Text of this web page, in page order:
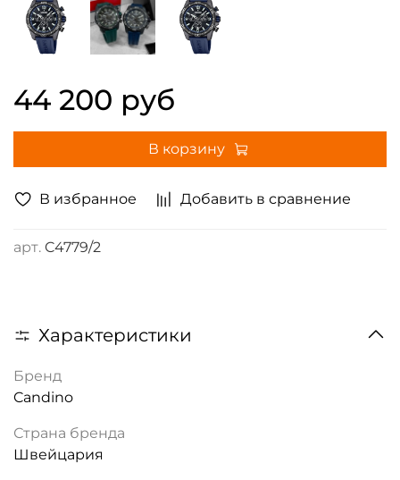
В избранное Добавить в сравнение
арт. C4779/2
44 200 руб
В корзину
Характеристики
Бренд
Candino
Страна бренда
Швейцария